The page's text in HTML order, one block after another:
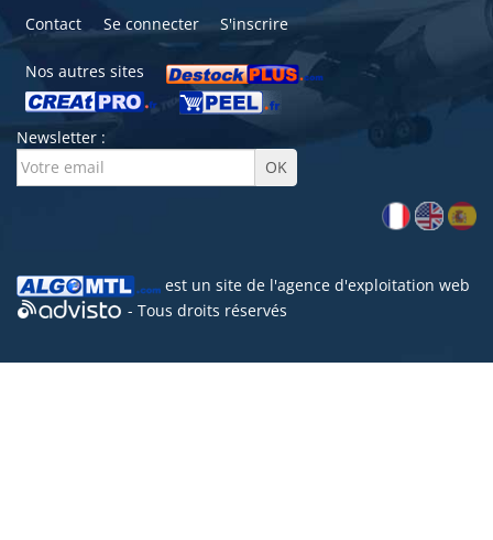
Contact Se connecter S'inscrire
Nos autres sites
Newsletter :
est un site de l'agence d'exploitation web
- Tous droits réservés